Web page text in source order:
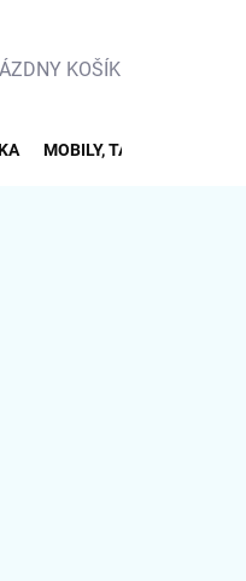
NÁKUPNÝ
KOŠÍK
MOBILY, TABLETY, SMART